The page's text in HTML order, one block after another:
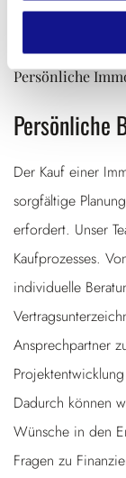
Persönliche
Persönliche
Der Kauf einer
sorgfältige
erfordert. Unser
Kaufprozesses.
individuelle
Ansprechpartner
Dadurch können
Wünsche in den
Fragen zu